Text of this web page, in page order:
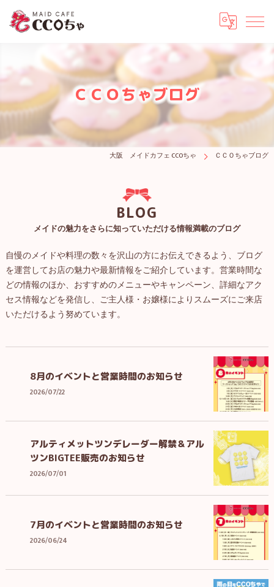
ＣＣＯちゃブログ
大阪 メイドカフェ CCOちゃ ＣＣＯちゃブログ
BLOG
メイドの魅力をさらに知っていただける情報満載のブログ
自慢のメイドや料理の数々を沢山の方にお伝えできるよう、ブログ
を運営してお店の魅力や最新情報をご紹介しています。営業時間な
どの情報のほか、おすすめのメニューやキャンペーン、詳細なアク
セス情報などを発信し、ご主人様・お嬢様によりスムーズにご来店
いただけるよう努めています。
8月のイベントと営業時間のお知らせ
2026/07/22
アルティメットツンデレーダー解禁＆アル
ツンBIGTEE販売のお知らせ
2026/07/01
7月のイベントと営業時間のお知らせ
2026/06/24